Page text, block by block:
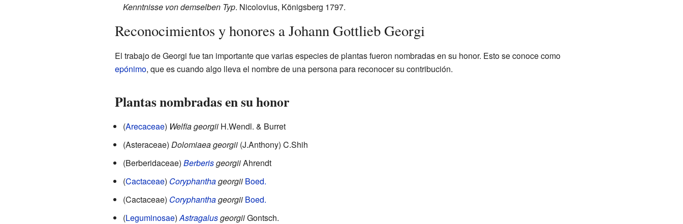
Kenntnisse von demselben Typ. Nicolovius, Königsberg 1797.
Reconocimientos y honores a Johann Gottlieb Georgi
El trabajo de Georgi fue tan importante que varias especies de plantas fueron nombradas en su honor. Esto se conoce como
epónimo, que es cuando algo lleva el nombre de una persona para reconocer su contribución.
Plantas nombradas en su honor
(Arecaceae) Welfia georgii H.Wendl. & Burret
(Asteraceae) Dolomiaea georgii (J.Anthony) C.Shih
(Berberidaceae) BerberisgeorgiiAhrendt
(Cactaceae) Coryphanthageorgii Boed.
(Cactaceae) Coryphanthageorgii Boed.
(Leguminosae)AstragalusgeorgiiGontsch.